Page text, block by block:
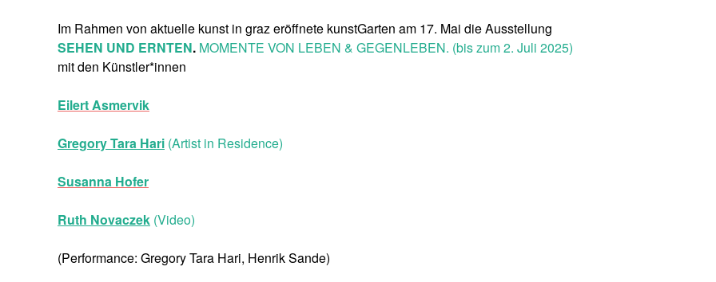
Im Rahmen von aktuelle kunst in graz eröffnete kunstGarten am 17. Mai die Ausstellung
SEHEN UND ERNTEN. MOMENTE VON LEBEN & GEGENLEBEN. (bis zum 2. Juli 2025)
mit den Künstler*innen
Eilert Asmervik
Gregory Tara Hari (Artist in Residence)
Susanna Hofer
Ruth Novaczek (Video)
(Performance: Gregory Tara Hari, Henrik Sande)